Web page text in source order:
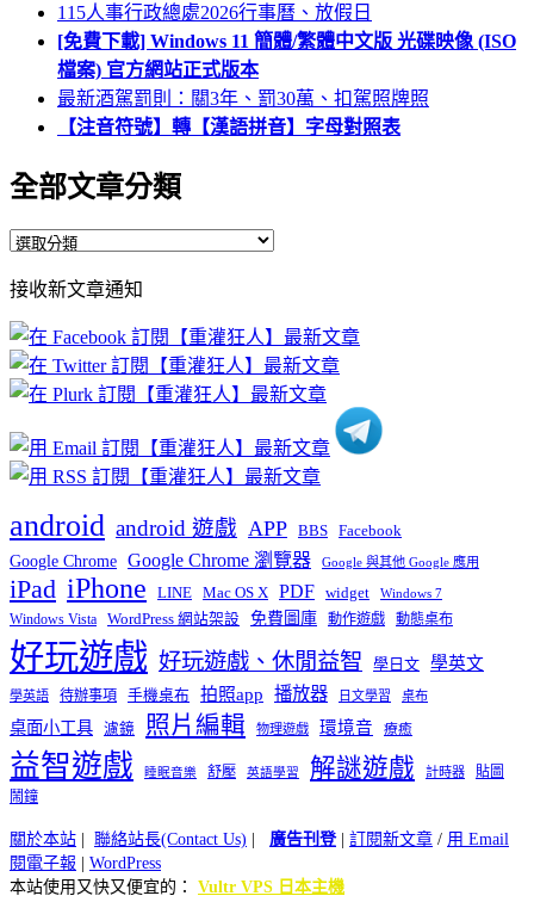
115人事行政總處2026行事曆、放假日
[免費下載] Windows 11 簡體/繁體中文版 光碟映像 (ISO
檔案) 官方網站正式版本
最新酒駕罰則：關3年、罰30萬、扣駕照牌照
【注音符號】轉【漢語拼音】字母對照表
全部文章分類
全
文
章
分
類
接收新文章通知
android android 遊戲 APP BBS Facebook
Google Chrome Google Chrome 瀏覽器 Google 與其他 Google 應用
iPad iPhone LINE Mac OS X PDF widget Windows 7
Windows Vista WordPress 網站架設 免費圖庫 動作遊戲 動態桌布
好玩遊戲 好玩遊戲、休閒益智 學日文 學英文
學英語 待辦事項 手機桌布 拍照app 播放器 日文學習 桌布
桌面小工具 濾鏡 照片編輯 物理遊戲 環境音 療癒
益智遊戲 睡眠音樂 舒壓 英語學習 解謎遊戲 計時器
貼圖
鬧鐘
關於本站 | 聯絡站長(Contact Us) | 廣告刊登| 訂閱新文章 / 用 Email
閱電子報 | WordPress
本站使用又快又便宜的： Vultr VPS 日本主機